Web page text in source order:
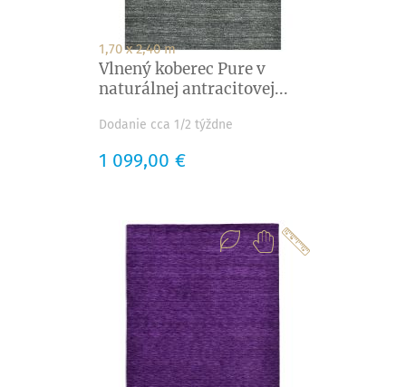
1,70 x 2,40 m
Vlnený koberec Pure v
naturálnej antracitovej...
Dodanie cca 1/2 týždne
Cena
1 099,00 €